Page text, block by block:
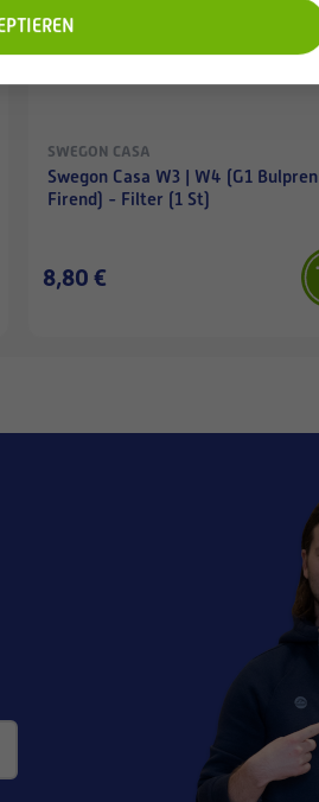
SWEGON CASA
Swegon Casa W3 | W4 (G1 Bulpren
Firend) - Filter (1 St)
8,80 €